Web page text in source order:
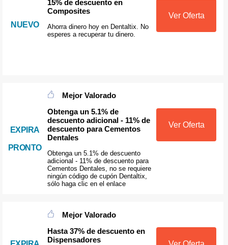
NUEVO
15% de descuento en
Composites
Ahorra dinero hoy en Dentaltix. No
esperes a recuperar tu dinero.
Ver Oferta
EXPIRA
PRONTO
Mejor Valorado
Obtenga un 5.1% de
descuento adicional - 11% de
descuento para Cementos
Dentales
Obtenga un 5.1% de descuento
adicional - 11% de descuento para
Cementos Dentales, no se requiere
ningún código de cupón Dentaltix,
sólo haga clic en el enlace
Ver Oferta
Mejor Valorado
Hasta 37% de descuento en
Dispensadores